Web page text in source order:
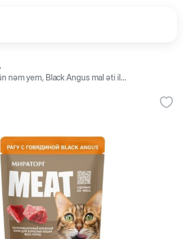
Miratorg pişiklər üçün nəm yem, Black Angus mal əti ilə raqu, 75 q